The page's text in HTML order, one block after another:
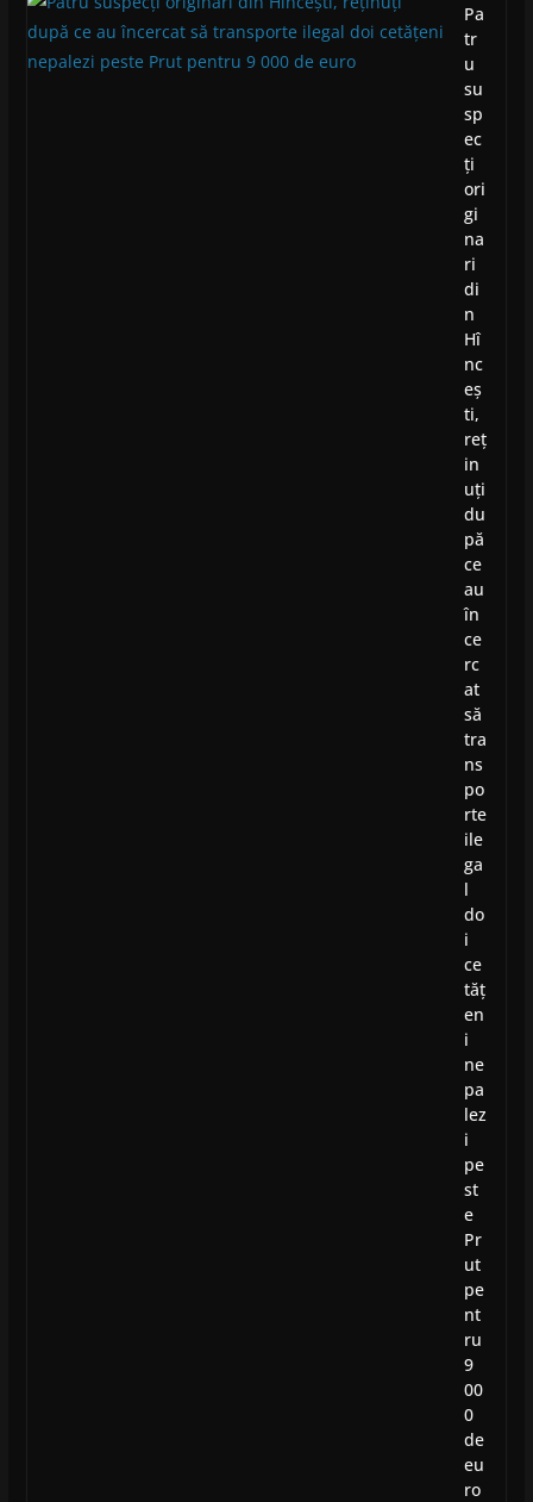
Pa
tr
u
su
sp
ec
ți
ori
gi
na
ri
di
n
Hî
nc
eș
ti,
reț
in
uți
du
pă
ce
au
în
ce
rc
at
să
tra
ns
po
rte
ile
ga
l
do
i
ce
tăț
en
i
ne
pa
lez
i
pe
st
e
Pr
ut
pe
nt
ru
9
00
0
de
eu
ro